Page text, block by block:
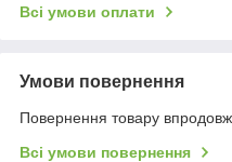
Всі умови оплати
Умови повернення
Повернення товару
Всі умови повернення